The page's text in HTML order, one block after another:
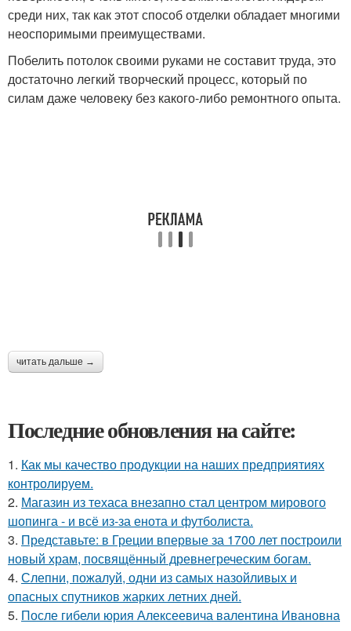
среди них, так как этот способ отделки обладает многими
неоспоримыми преимуществами.
Побелить потолок своими руками не составит труда, это
достаточно легкий творческий процесс, который по
силам даже человеку без какого-либо ремонтного опыта.
читать дальше →
Последние обновления на сайте:
1. Как мы качество продукции на наших предприятиях
контролируем.
2. Магазин из техаса внезапно стал центром мирового
шопинга - и всё из-за енота и футболиста.
3. Представьте: в Греции впервые за 1700 лет построили
новый храм, посвящённый древнегреческим богам.
4. Слепни, пожалуй, одни из самых назойливых и
опасных спутников жарких летних дней.
5. После гибели юрия Алексеевича валентина Ивановна